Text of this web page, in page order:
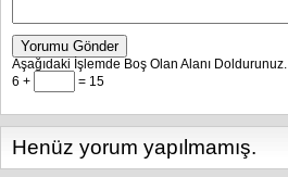
Yorumu Gönder
Aşağıdaki İşlemde Boş Olan Alanı Doldurunuz.
6 +
= 15
Henüz yorum yapılmamış.